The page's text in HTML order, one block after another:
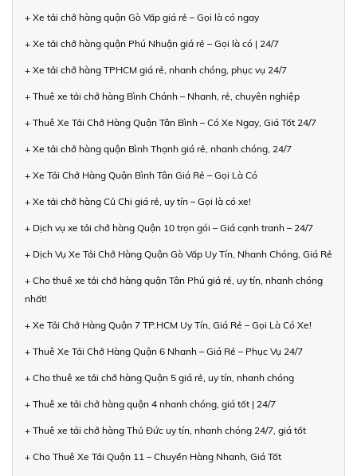
+ Xe tải chở hàng quận Gò Vấp giá rẻ – Gọi là có ngay
+ Xe tải chở hàng quận Phú Nhuận giá rẻ – Gọi là có | 24/7
+ Xe tải chở hàng TPHCM giá rẻ, nhanh chóng, phục vụ 24/7
+ Thuê xe tải chở hàng Bình Chánh – Nhanh, rẻ, chuyên nghiệp
+ Thuê Xe Tải Chở Hàng Quận Tân Bình – Có Xe Ngay, Giá Tốt 24/7
+ Xe tải chở hàng quận Bình Thạnh giá rẻ, nhanh chóng, 24/7
+ Xe Tải Chở Hàng Quận Bình Tân Giá Rẻ – Gọi Là Có
+ Xe tải chở hàng Củ Chi giá rẻ, uy tín – Gọi là có xe!
+ Dịch vụ xe tải chở hàng Quận 10 trọn gói – Giá cạnh tranh – 24/7
+ Dịch Vụ Xe Tải Chở Hàng Quận Gò Vấp Uy Tín, Nhanh Chóng, Giá Rẻ
+ Cho thuê xe tải chở hàng quận Tân Phú giá rẻ, uy tín, nhanh chóng
nhất!
+ Xe Tải Chở Hàng Quận 7 TP.HCM Uy Tín, Giá Rẻ – Gọi Là Có Xe!
+ Thuê Xe Tải Chở Hàng Quận 6 Nhanh – Giá Rẻ – Phục Vụ 24/7
+ Cho thuê xe tải chở hàng Quận 5 giá rẻ, uy tín, nhanh chóng
+ Thuê xe tải chở hàng quận 4 nhanh chóng, giá tốt | 24/7
+ Thuê xe tải chở hàng Thủ Đức uy tín, nhanh chóng 24/7, giá tốt
+ Cho Thuê Xe Tải Quận 11 – Chuyển Hàng Nhanh, Giá Tốt